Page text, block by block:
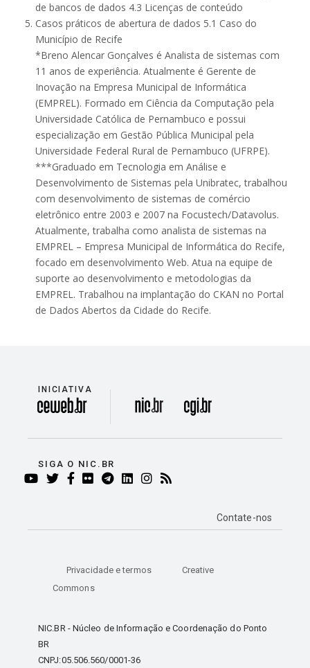
de bancos de dados 4.3 Licenças de conteúdo
Casos práticos de abertura de dados 5.1 Caso do
Município de Recife
*Breno Alencar Gonçalves é Analista de sistemas com
11 anos de experiência. Atualmente é Gerente de
Inovação na Empresa Municipal de Informática
(EMPREL). Formado em Ciência da Computação pela
Universidade Católica de Pernambuco e possui
especialização em Gestão Pública Municipal pela
Universidade Federal Rural de Pernambuco (UFRPE).
***Graduado em Tecnologia em Análise e
Desenvolvimento de Sistemas pela Unibratec, trabalhou
com desenvolvimento de sistemas de comércio
eletrônico entre 2003 e 2007 na Focustech/Datavolus.
Atualmente, trabalha como analista de sistemas na
EMPREL – Empresa Municipal de Informática do Recife,
focado em desenvolvimento Web. Atua na equipe de
suporte ao desenvolvimento e metodologias da
EMPREL. Trabalhou na implantação do CKAN no Portal
de Dados Abertos da Cidade do Recife.
INICIATIVA
divisão
SIGA O NIC.BR
YOUTUBE
TWITTER
FACEBOOK
FLICKR
TELEGRAM
LINKEDIN
INSTAGRAM
Contate-nos
NIC.BR - Núcleo de Informação e Coordenação do Ponto
BR
CNPJ:05.506.560/0001-36
Privacidade e termos
Creative
Commons